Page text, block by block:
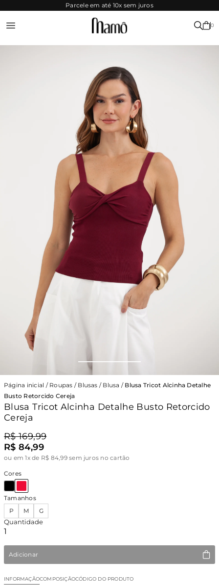
Parcele em até 10x sem juros
0
Página inicial / Roupas / Blusas / Blusa / Blusa Tricot Alcinha Detalhe
Busto Retorcido Cereja
Blusa Tricot Alcinha Detalhe Busto Retorcido
Cereja
R$ 169,99
R$ 84,99
ou em 1x de R$ 84,99 sem juros no cartão
Cores
Tamanhos
P
M G
Quantidade
Adicionar
INFORMAÇÃOCOMPOSIÇÃOCÓDIGO DO PRODUTO